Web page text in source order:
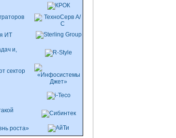
ИТ
и,
сектор
роста»